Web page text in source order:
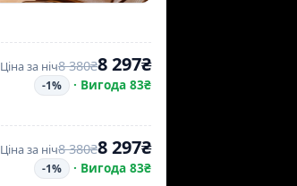
Ціна за ніч8 380₴8 297₴
-1% · Вигода 83₴
Ціна за ніч8 380₴8 297₴
-1% · Вигода 83₴